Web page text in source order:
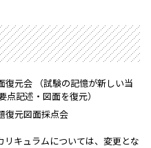
復元会 （試験の記憶が新しい当
点記述・図面を復元）
復元図面採点会
キュラムについては、変更とな